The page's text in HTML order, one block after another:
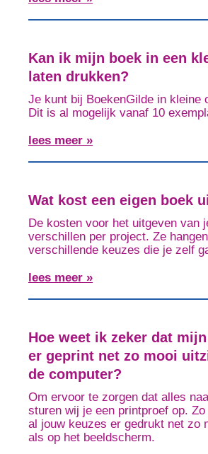
Kan ik mijn boek in een
laten drukken?
Je kunt bij BoekenGilde in kleine
Dit is al mogelijk vanaf 10
lees meer »
Wat kost een eigen boek
De kosten voor het uitgeven van
verschillen per project. Ze
verschillende keuzes die je zelf
lees meer »
Hoe weet ik zeker dat
er geprint net zo mooi
de computer?
Om ervoor te zorgen dat alles
sturen wij je een printproef op.
al jouw keuzes er gedrukt net zo
als op het beeldscherm.